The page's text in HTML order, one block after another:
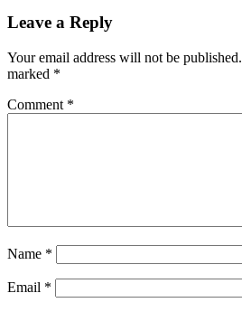
Leave a Reply
Your email address will not be published.
marked *
Comment *
Name *
Email *